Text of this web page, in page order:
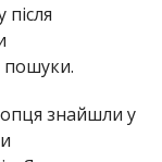
пошуки.
знайшли у